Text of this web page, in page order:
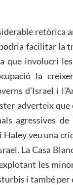
retòrica
facilitar la
que involucri
la
d’Israel i
adverteix que
agressives
veu una
La Casa
les
i també per